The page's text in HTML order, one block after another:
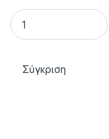
Φρέζα διαμαντιού
Σύγκριση